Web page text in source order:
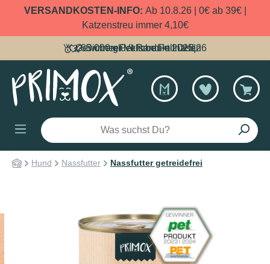
springen
VERSANDKOSTEN-INFO: Ab 10.8.26 | 0€ ab 39€ |
Katzenstreu immer 4,10€
Sicherer Versand mit DHL
63.000 glückliche Fellnasen
Gewinner Pet Produkt 2025|26
Hund Nassfutter Nassfutter getreidefrei